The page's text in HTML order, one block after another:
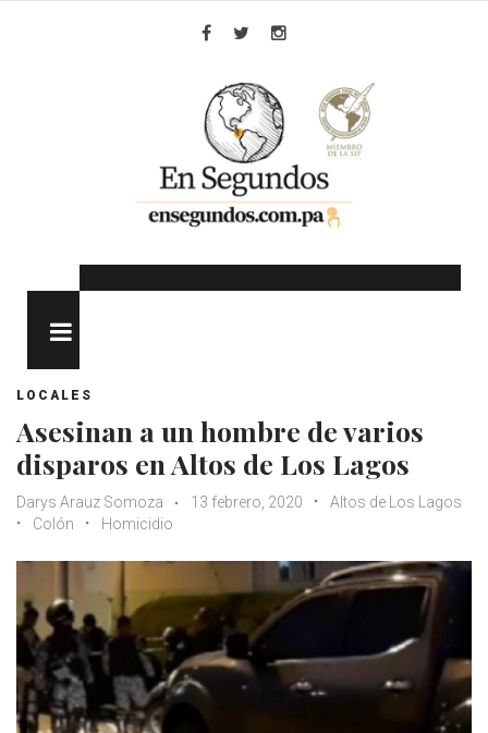
LOCALES
Asesinan a un hombre de varios
disparos en Altos de Los Lagos
Darys Arauz Somoza 13 febrero, 2020
Altos de Los Lagos
Colón
Homicidio